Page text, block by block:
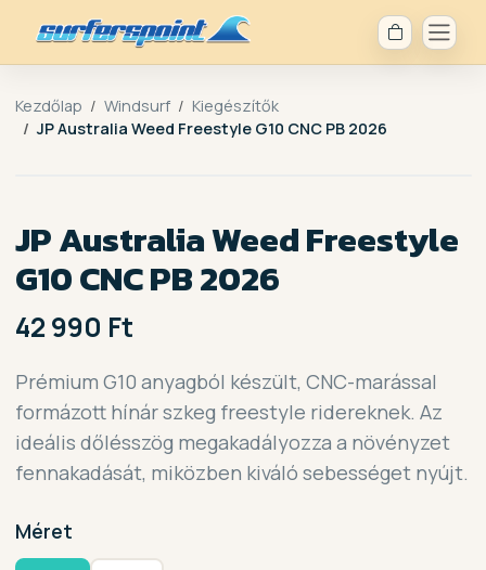
Kezdőlap Windsurf
Kiegészítők
JP Australia Weed Freestyle G10 CNC PB 2026
JP Australia Weed Freestyle
G10 CNC PB 2026
42 990 Ft
Prémium G10 anyagból készült, CNC-marással
formázott hínár szkeg freestyle ridereknek. Az
ideális dőlésszög megakadályozza a növényzet
fennakadását, miközben kiváló sebességet nyújt.
Méret